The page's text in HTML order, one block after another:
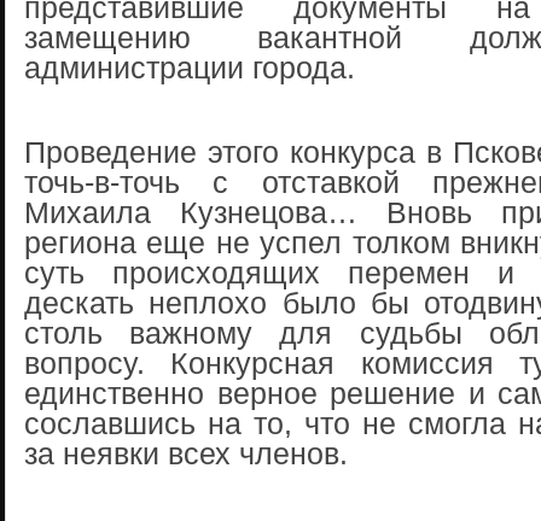
представившие документы
замещению вакантной
администрации города.
Проведение этого конкурса в
точь-в-точь с отставкой
Михаила Кузнецова… Вновь
региона еще не успел толком
суть происходящих перемен и
дескать неплохо было бы
столь важному для судьбы
вопросу. Конкурсная комиссия
единственно верное решение и
сославшись на то, что не смогла
за неявки всех членов.